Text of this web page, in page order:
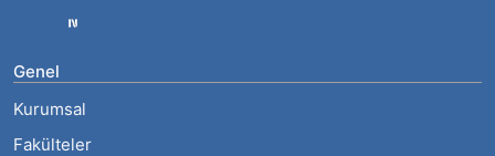
Genel
Kurumsal
Fakülteler